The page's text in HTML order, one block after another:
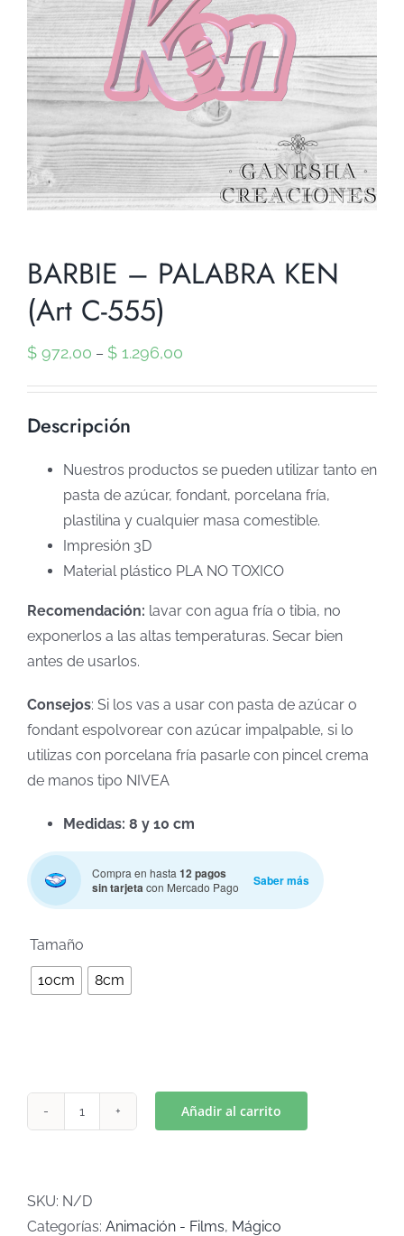
BARBIE – PALABRA KEN
(Art C-555)
$ 972,00 – $ 1.296,00
Descripción
Nuestros productos se pueden utilizar tanto en
pasta de azúcar, fondant, porcelana fría,
plastilina y cualquier masa comestible.
Impresión 3D
Material plástico PLA NO TOXICO
Recomendación: lavar con agua fría o tibia, no
exponerlos a las altas temperaturas. Secar bien
antes de usarlos.
Consejos: Si los vas a usar con pasta de azúcar o
fondant espolvorear con azúcar impalpable, si lo
utilizas con porcelana fría pasarle con pincel crema
de manos tipo NIVEA
Medidas: 8 y 10 cm
Compra en hasta 12 pagos
sin tarjetacon Mercado Pago Saber más
Tamaño
10cm 8cm
KEN
(Art
Añadir al carrito
SKU: N/D
Categorías: Animación - Films, Mágico